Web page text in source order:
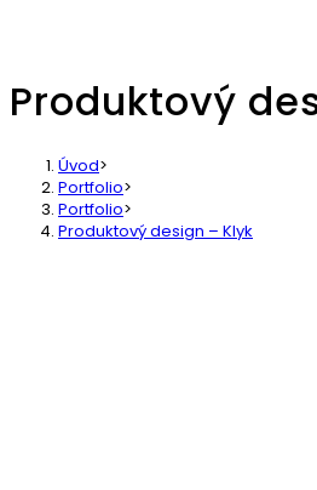
na
Produktový
Úvod>
Portfolio>
Portfolio>
Produktový design – Klyk